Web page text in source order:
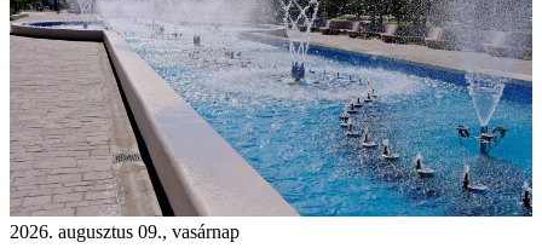
2026. augusztus 09., vasárnap